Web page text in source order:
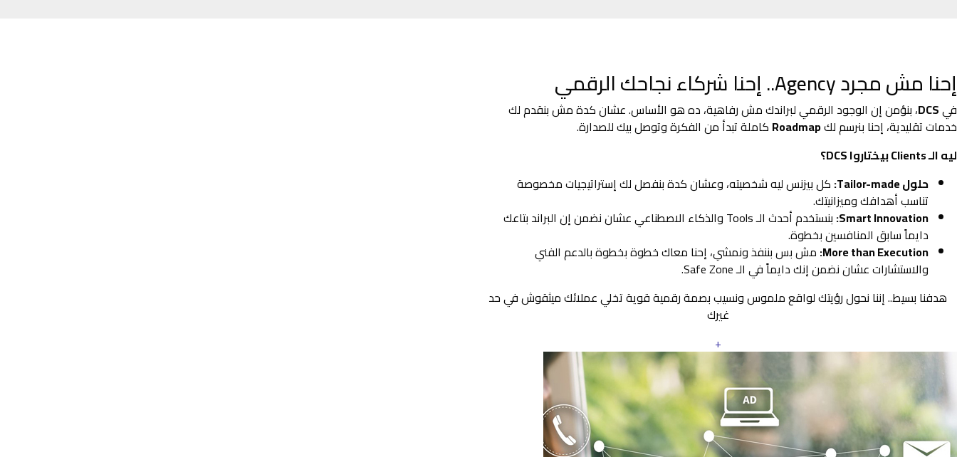
إحنا مش مجرد Agency.. إحنا شركاء نجاحك الرقمي
فيDCS، بنؤمن إن الوجود الرقمي لبراندك مش رفاهية، ده هو الأساس. عشان كدة مش بنقدم لك
خدمات تقليدية، إحنا بنرسم لكRoadmap كاملة تبدأ من الفكرة وتوصل بيك للصدارة.
ليه الـ Clients بيختاروا DCS؟
حلول Tailor-made:
كل بيزنس ليه شخصيته، وعشان كدة بنفصل لك إستراتيجيات مخصوصة
تناسب أهدافك وميزانيتك.
Smart Innovation:
بنستخدم أحدث الـ Tools والذكاء الاصطناعي عشان نضمن إن البراند بتاعك
دايماً سابق المنافسين بخطوة.
More than Execution: مش بس بننفذ ونمشي، إحنا معاك خطوة بخطوة بالدعم الفني
والاستشارات عشان نضمن إنك دايماً في الـ Safe Zone.
هدفنا بسيط.. إننا نحول رؤيتك لواقع ملموس ونسيب بصمة رقمية قوية تخلي عملائك ميثقوش في حد
غيرك
+